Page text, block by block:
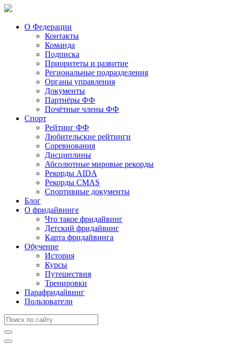
О Федерации
Контакты
Команда
Подписка
Приоритеты и развитие
Региональные подразделения
Органы управления
Документы
Партнёры ФФ
Почётные члены ФФ
Спорт
Рейтинг ФФ
Любительские рейтинги
Соревнования
Дисциплины
Абсолютные мировые рекорды
Рекорды AIDA
Рекорды CMAS
Спортивные документы
Блог
О фридайвинге
Что такое фридайвинг
Детский фридайвинг
Карта фридайвинга
Обучение
История
Курсы
Путешествия
Тренировки
Парафридайвинг
Пользователи